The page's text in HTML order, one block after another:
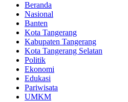
Beranda
Nasional
Banten
Kota Tangerang
Kabupaten Tangerang
Kota Tangerang Selatan
Politik
Ekonomi
Edukasi
Pariwisata
UMKM